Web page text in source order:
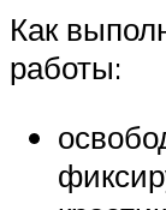
Как
работы: